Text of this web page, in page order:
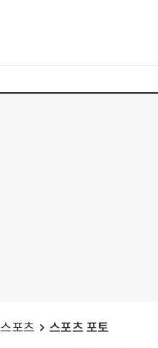
스포츠 스포츠 포토